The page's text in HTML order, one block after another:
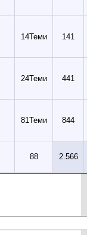
14Теми 141
24Теми 441
81Теми 844
88 2.566